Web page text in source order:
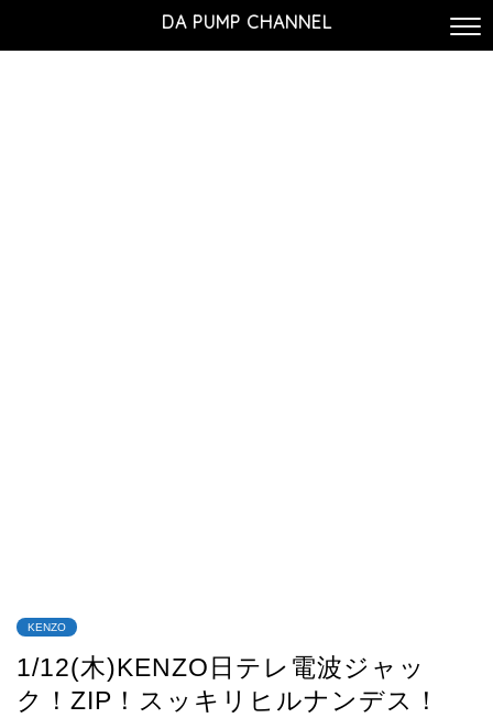
DA PUMP CHANNEL
KENZO
1/12(木)KENZO日テレ電波ジャッ
ク！ZIP！スッキリヒルナンデス！